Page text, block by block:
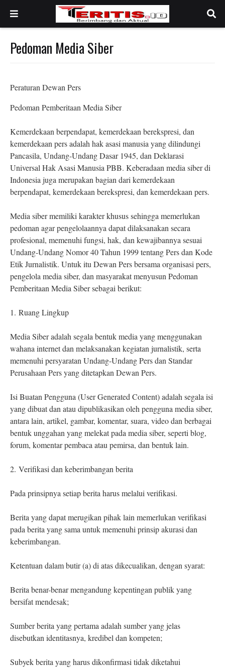
Pedoman Media Siber
Peraturan Dewan Pers
Pedoman Pemberitaan Media Siber
Kemerdekaan berpendapat, kemerdekaan berekspresi, dan
kemerdekaan pers adalah hak asasi manusia yang dilindungi
Pancasila, Undang-Undang Dasar 1945, dan Deklarasi
Universal Hak Asasi Manusia PBB. Keberadaan media siber di
Indonesia juga merupakan bagian dari kemerdekaan
berpendapat, kemerdekaan berekspresi, dan kemerdekaan pers.
Media siber memiliki karakter khusus sehingga memerlukan
pedoman agar pengelolaannya dapat dilaksanakan secara
profesional, memenuhi fungsi, hak, dan kewajibannya sesuai
Undang-Undang Nomor 40 Tahun 1999 tentang Pers dan Kode
Etik Jurnalistik. Untuk itu Dewan Pers bersama organisasi pers,
pengelola media siber, dan masyarakat menyusun Pedoman
Pemberitaan Media Siber sebagai berikut:
1. Ruang Lingkup
Media Siber adalah segala bentuk media yang menggunakan
wahana internet dan melaksanakan kegiatan jurnalistik, serta
memenuhi persyaratan Undang-Undang Pers dan Standar
Perusahaan Pers yang ditetapkan Dewan Pers.
Isi Buatan Pengguna (User Generated Content) adalah segala isi
yang dibuat dan atau dipublikasikan oleh pengguna media siber,
antara lain, artikel, gambar, komentar, suara, video dan berbagai
bentuk unggahan yang melekat pada media siber, seperti blog,
forum, komentar pembaca atau pemirsa, dan bentuk lain.
2. Verifikasi dan keberimbangan berita
Pada prinsipnya setiap berita harus melalui verifikasi.
Berita yang dapat merugikan pihak lain memerlukan verifikasi
pada berita yang sama untuk memenuhi prinsip akurasi dan
keberimbangan.
Ketentuan dalam butir (a) di atas dikecualikan, dengan syarat:
Berita benar-benar mengandung kepentingan publik yang
bersifat mendesak;
Sumber berita yang pertama adalah sumber yang jelas
disebutkan identitasnya, kredibel dan kompeten;
Subyek berita yang harus dikonfirmasi tidak diketahui